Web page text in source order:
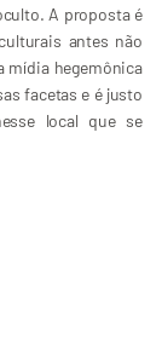
A proposta é
antes não
mídia hegemônica
facetas e é justo
local que se